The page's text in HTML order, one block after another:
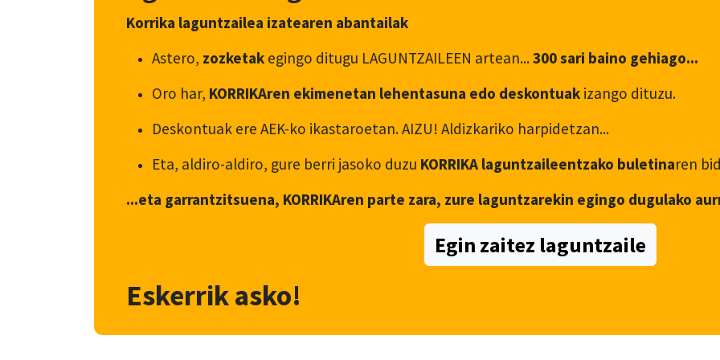
Korrika laguntzailea izatearen abantailak
Astero, zozketak egingo ditugu LAGUNTZAILEEN artean...300 sari baino gehiago...
Oro har, KORRIKAren ekimenetan lehentasuna edo deskontuak izango dituzu.
Deskontuak ere AEK-ko ikastaroetan. AIZU! Aldizkariko harpidetzan...
Eta, aldiro-aldiro, gure berri jasoko duzu KORRIKA laguntzaileentzako buletinaren
...eta garrantzitsuena, KORRIKAren parte zara, zure laguntzarekin egingo dugulako
Egin zaitez laguntzaile
Eskerrik asko!